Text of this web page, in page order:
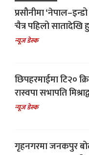
प्रसौनीमा
चैत्र पहिलो सातादेखि
न्यूज डेस्क
छिपहरमाईमा टि२०
रास्वपा सभापति
न्यूज डेस्क
गृहनगरमा जनकपुर